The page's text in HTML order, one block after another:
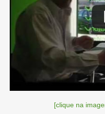
[clique na